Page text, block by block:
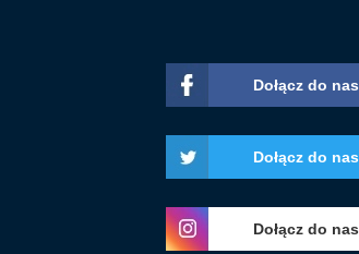
Dołącz do nas
Dołącz do nas
Dołącz do nas